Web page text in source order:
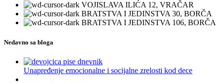
VOJISLAVA ILIĆA 12, VRAČAR
BRATSTVA I JEDINSTVA 30, BORČA
BRATSTVA I JEDINSTVA 106, BORČA
Nedavno sa bloga
Unapređenje emocionalne i socijalne zrelosti kod dece